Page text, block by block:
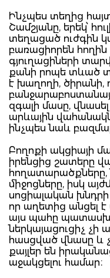
Ինչպես տեղից
Շամշյանը, երեկ՝
տեղացած ուժգին
բառացիորեն
գյուղացիների
քանի րոպե տևած
է խաղողի, ծիրանի,
զգալի մասը,
արևային
ինչպես նաև
Բողոքի ակցիայի
իրենցից շատերը
հողատարածքները,
միջոցները, իսկ
սոցիալական
որ աղետից անցել է
այս պահը
ներկայացուցիչ չի
հասցված վնասը և
քայլեր են
աջակցելու համար։